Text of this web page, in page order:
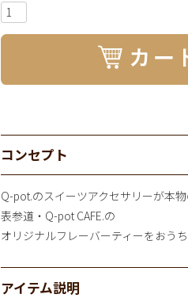
コンセプト
Q-pot.のスイーツアクセサリーが本物
表参道・Q-pot CAFE.の
オリジナルフレーバーティーをおうち
アイテム説明